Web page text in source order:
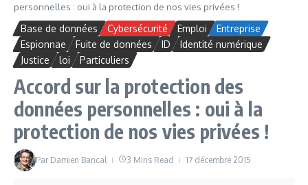
personnelles : oui à la protection de nos vies privées !
Base de données Cybersécurité Emploi
Entreprise
Espionnae
Fuite de données ID
Identité numérique
Justice
loi Particuliers
Accord sur la protection des
données personnelles : oui à la
protection de nos vies privées !
Par Damien Bancal 3 Mins Read 17 décembre 2015